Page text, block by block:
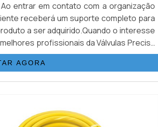
entrar em contato com a organização
receberá um suporte completo para
a ser adquirido.Quando o interesse
profissionais da Válvulas Precisa
benefício e diversas opções d...
AGORA